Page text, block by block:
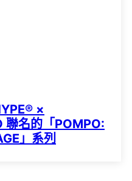
×
聯名的「POMPO:
」系列